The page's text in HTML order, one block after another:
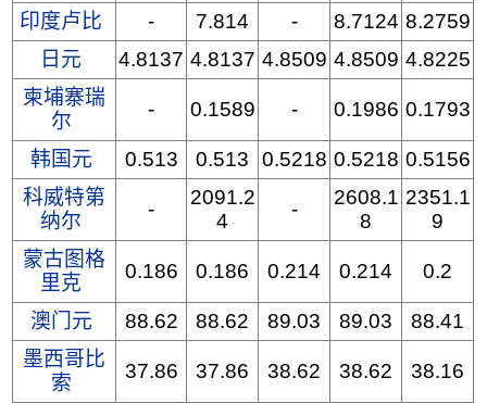
印度卢比 - 7.814 - 8.7124 8.2759
日元
4.8137 4.8137 4.8509 4.8509 4.8225
柬埔寨瑞
尔
- 0.1589 - 0.1986 0.1793
韩国元 0.513 0.513 0.5218 0.5218 0.5156
科威特第
纳尔
-
2091.2
4
-
2608.1
8
2351.1
9
蒙古图格
里克
0.186 0.186 0.214 0.214 0.2
澳门元 88.62 88.62 89.03 89.03
88.41
墨西哥比
索
37.86 37.86 38.62 38.62 38.16